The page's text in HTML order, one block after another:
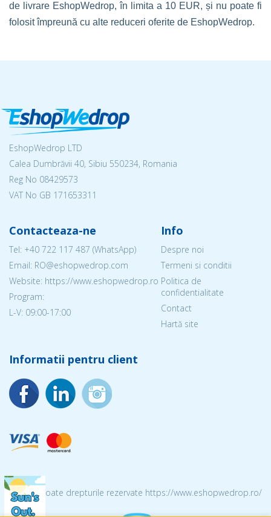
de livrare EshopWedrop, în limita a 10 EUR, și nu poate fi
folosit împreună cu alte reduceri oferite de EshopWedrop.
EshopWedrop LTD
Calea Dumbrăvii 40, Sibiu 550234, Romania
Reg No 08429573
VAT No GB 171653311
Contacteaza-ne
Tel: +40 722 117 487 (WhatsApp)
Email: RO@eshopwedrop.com
Website: https://www.eshopwedrop.ro
Program:
L-V: 09:00-17:00
Info
Despre noi
Termeni si conditii
Politica de
confidentialitate
Contact
Hartă site
Informatii pentru client
© 2026 Toate drepturile rezervate https://www.eshopwedrop.ro/